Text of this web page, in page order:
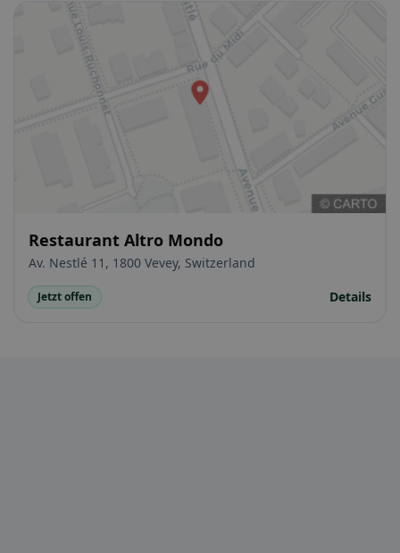
Restaurant Altro Mondo
Av. Nestlé 11, 1800 Vevey, Switzerland
Jetzt offen Details